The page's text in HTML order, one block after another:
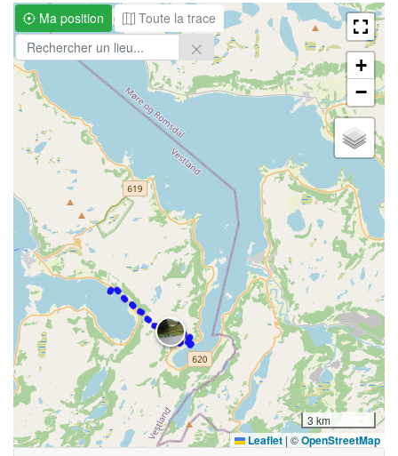
Ma position
Toute la trace
+
−
3 km
Leaflet | ©OpenStreetMap